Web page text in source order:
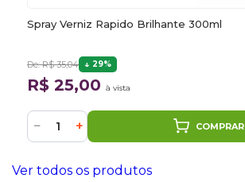
Spray Verniz Rapido Brilhante 300ml
De: R$ 35,04 29%
R$ 25,00 à vista
− + COMPRAR
Ver todos os produtos